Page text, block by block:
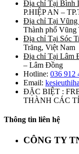
Địa chỉ Tại Bình
P.HIỆP AN –
Địa chỉ Tại Vũng
Thành phố Vũng
Địa chỉ Tại Sóc
Trăng, Việt Nam
Địa chỉ Tại Lâm
– Lâm Đồng
Hotline: 036 912
Email:
ĐẶC BIỆT :
THÀNH CÁC
Thông tin liên hệ
CÔNG TY